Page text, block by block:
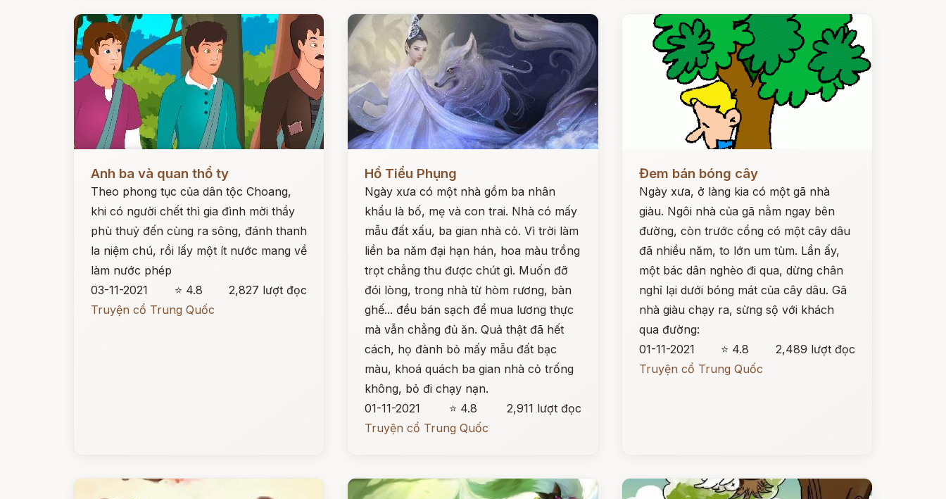
Anh ba và quan thổ ty
Theo phong tục của dân tộc Choang,
khi có người chết thì gia đình mời thầy
phù thuỷ đến cùng ra sông, đánh thanh
la niệm chú, rồi lấy một ít nước mang về
làm nước phép
03-11-2021
⭐ 4.8
2,827 lượt đọc
Truyện cổ Trung Quốc
Đọc ngay
Hồ Tiểu Phụng
Ngày xưa có một nhà gồm ba nhân
khẩu là bố, mẹ và con trai. Nhà có mấy
mẫu đất xấu, ba gian nhà cỏ. Vì trời làm
liền ba năm đại hạn hán, hoa màu trồng
trọt chẳng thu được chút gì. Muốn đỡ
đói lòng, trong nhà từ hòm rương, bàn
ghế... đều bán sạch để mua lương thực
mà vẫn chẳng đủ ăn. Quả thật đã hết
cách, họ đành bỏ mấy mẫu đất bạc
màu, khoá quách ba gian nhà cỏ trống
không, bỏ đi chạy nạn.
01-11-2021
⭐ 4.8
2,911 lượt đọc
Truyện cổ Trung Quốc
Đem bán bóng cây
Ngày xưa, ở làng kia có một gã nhà
giàu. Ngôi nhà của gã nằm ngay bên
đường, còn trước cổng có một cây dâu
đã nhiều năm, to lớn um tùm. Lần ấy,
một bác dân nghèo đi qua, dừng chân
nghỉ lại dưới bóng mát của cây dâu. Gã
nhà giàu chạy ra, sừng sộ với khách
qua đường:
01-11-2021
⭐ 4.8
2,489 lượt đọc
Truyện cổ Trung Quốc